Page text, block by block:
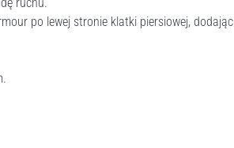
po lewej stronie klatki piersiowej, dodając